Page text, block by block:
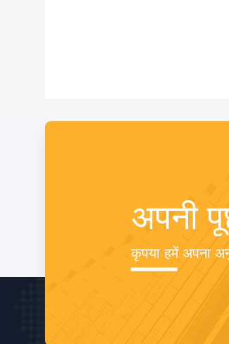
अपनी
कृपया हमें अपना